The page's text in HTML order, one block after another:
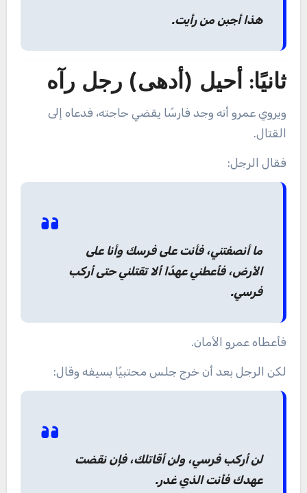
هذا أجبن من رأيت.
ثانيًا: أحيل (أدهى) رجل رآه
ويروي عمرو أنه وجد فارسًا يقضي حاجته، فدعاه إلى
القتال.
فقال الرجل:
ما أنصفتني، فأنت على فرسك وأنا على
الأرض، فأعطني عهدًا ألا تقتلني حتى أركب
فرسي.
فأعطاه عمرو الأمان.
لكن الرجل بعد أن خرج جلس محتبيًا بسيفه وقال:
لن أركب فرسي، ولن أقاتلك، فإن نقضت
عهدك فأنت الذي غدر.